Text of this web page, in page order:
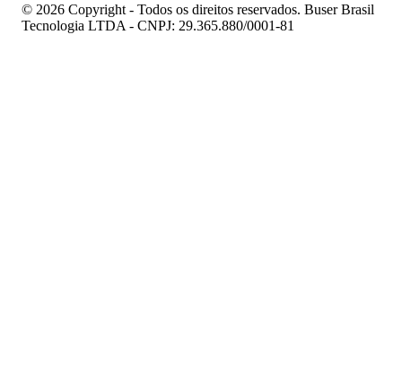
© 2026 Copyright - Todos os direitos reservados. Buser Brasil
Tecnologia LTDA - CNPJ: 29.365.880/0001-81